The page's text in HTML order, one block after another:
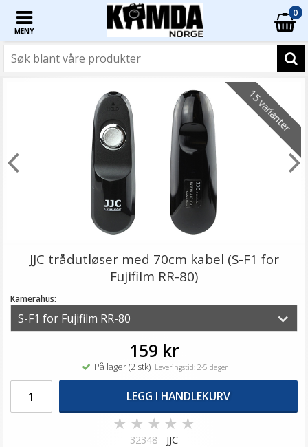
MENY
0
15 varianter
JJC trådutløser med 70cm kabel (S-F1 for
Fujifilm RR-80)
Kamerahus:
159 kr
På lager (2 stk)Leveringstid: 2-5 dager
LEGG I HANDLEKURV
★ ★ ★ ★ ★
32348 - JJC